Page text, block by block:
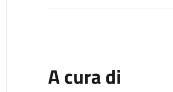
A cura di